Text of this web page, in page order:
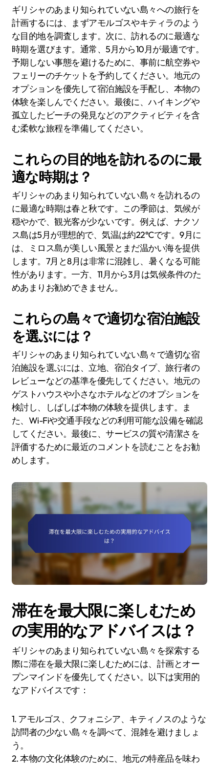
ギリシャのあまり知られていない島々への旅行を
計画するには、まずアモルゴスやキティラのよう
な目的地を調査します。次に、訪れるのに最適な
時期を選びます。通常、5月から10月が最適です。
予期しない事態を避けるために、事前に航空券や
フェリーのチケットを予約してください。地元の
オプションを優先して宿泊施設を手配し、本物の
体験を楽しんでください。最後に、ハイキングや
孤立したビーチの発見などのアクティビティを含
む柔軟な旅程を準備してください。
これらの目的地を訪れるのに最
適な時期は？
ギリシャのあまり知られていない島々を訪れるの
に最適な時期は春と秋です。この季節は、気候が
穏やかで、観光客が少ないです。例えば、ナクソ
ス島は5月が理想的で、気温は約22°Cです。9月に
は、ミロス島が美しい風景とまだ温かい海を提供
します。7月と8月は非常に混雑し、暑くなる可能
性があります。一方、11月から3月は気候条件のた
めあまりお勧めできません。
これらの島々で適切な宿泊施設
を選ぶには？
ギリシャのあまり知られていない島々で適切な宿
泊施設を選ぶには、立地、宿泊タイプ、旅行者の
レビューなどの基準を優先してください。地元の
ゲストハウスや小さなホテルなどのオプションを
検討し、しばしば本物の体験を提供します。ま
た、Wi-Fiや交通手段などの利用可能な設備を確認
してください。最後に、サービスの質や清潔さを
評価するために最近のコメントを読むことをお勧
めします。
滞在を最大限に楽しむため
の実用的なアドバイスは？
ギリシャのあまり知られていない島々を探索する
際に滞在を最大限に楽しむためには、計画とオー
プンマインドを優先してください。以下は実用的
なアドバイスです：
1. アモルゴス、クフォニシア、キティノスのような
訪問者の少ない島々を調べて、混雑を避けましょ
う。
2. 本物の文化体験のために、地元の特産品を味わ